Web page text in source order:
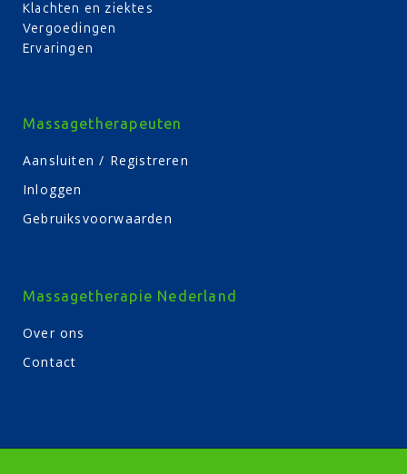
Klachten en ziektes
Vergoedingen
Ervaringen
Massagetherapeuten
Aansluiten / Registreren
Inloggen
Gebruiksvoorwaarden
Massagetherapie Nederland
Over ons
Contact